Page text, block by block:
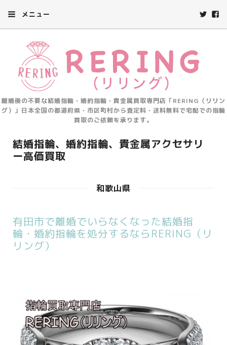
メニュー
離婚後の不要な結婚指輪・婚約指輪・貴金属買取専門店「RERING（リリン
グ）」日本全国の都道府県・市区町村から査定料・送料無料で宅配での指輪
買取のご依頼を承ります。
結婚指輪、婚約指輪、貴金属アクセサリ
ー高価買取
和歌山県
有田市で離婚でいらなくなった結婚指
輪・婚約指輪を処分するならRERING（リ
リング）